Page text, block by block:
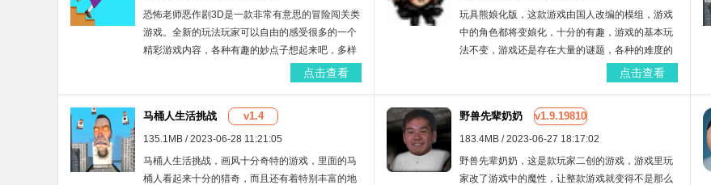
恐怖老师恶作剧3D是一款非常有意思的冒险闯关类
游戏。全新的玩法玩家可以自由的感受很多的一个
精彩游戏内容，各种有趣的妙点子想起来吧，多样
化的游戏环节，丰富的场景让你更能体验一下玩法
点击查看
玩具熊娘化版，这款游戏由国人改编的模组，游戏
中的角色都将变娘化，十分的有趣，游戏的基本玩
法不变，游戏还是存在大量的谜题，各种的难度的
关卡挑战，这时候你将开动自己的脑筋来进行闯
关，同时这款游戏里还有各种的其他元素，等你一
点击查看
马桶人生活挑战 v1.4
135.1MB / 2023-06-28 11:21:05
马桶人生活挑战，画风十分奇特的游戏，里面的马
桶人看起来十分的猎奇，而且还有着特别丰富的地
野兽先辈奶奶 v1.9.19810
183.4MB / 2023-06-27 18:17:02
野兽先辈奶奶，这是款玩家二创的游戏，游戏里玩
家改了游戏中的魔性，让整款游戏就变得不是那么